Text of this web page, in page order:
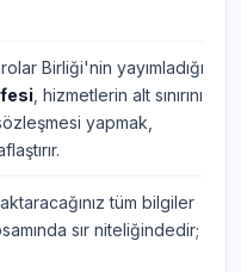
Birliği'nin yayımladığı
, hizmetlerin alt sınırını
yapmak,
tüm bilgiler
sır niteliğindedir;